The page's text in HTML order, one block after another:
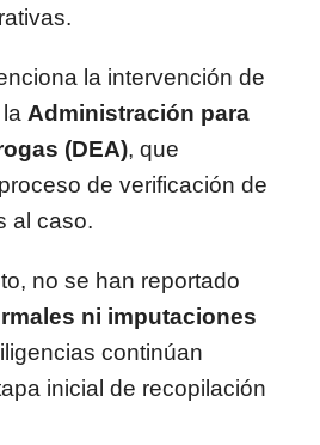
la intervención de
Administración para
(DEA), que
de verificación de
al caso.
no se han reportado
ni imputaciones
continúan
inicial de recopilación